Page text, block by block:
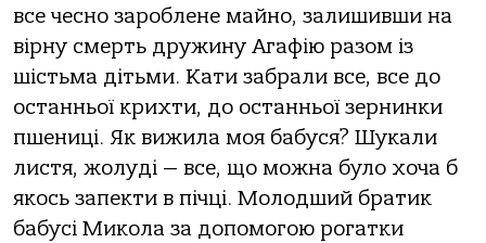
все чесно зароблене майно, залишивши на
вірну смерть дружину Агафію разом із
шістьма дітьми. Кати забрали все, все до
останньої крихти, до останньої зернинки
пшениці. Як вижила моя бабуся? Шукали
листя, жолуді — все, що можна було хоча б
якось запекти в пічці. Молодший братик
бабусі Микола за допомогою рогатки